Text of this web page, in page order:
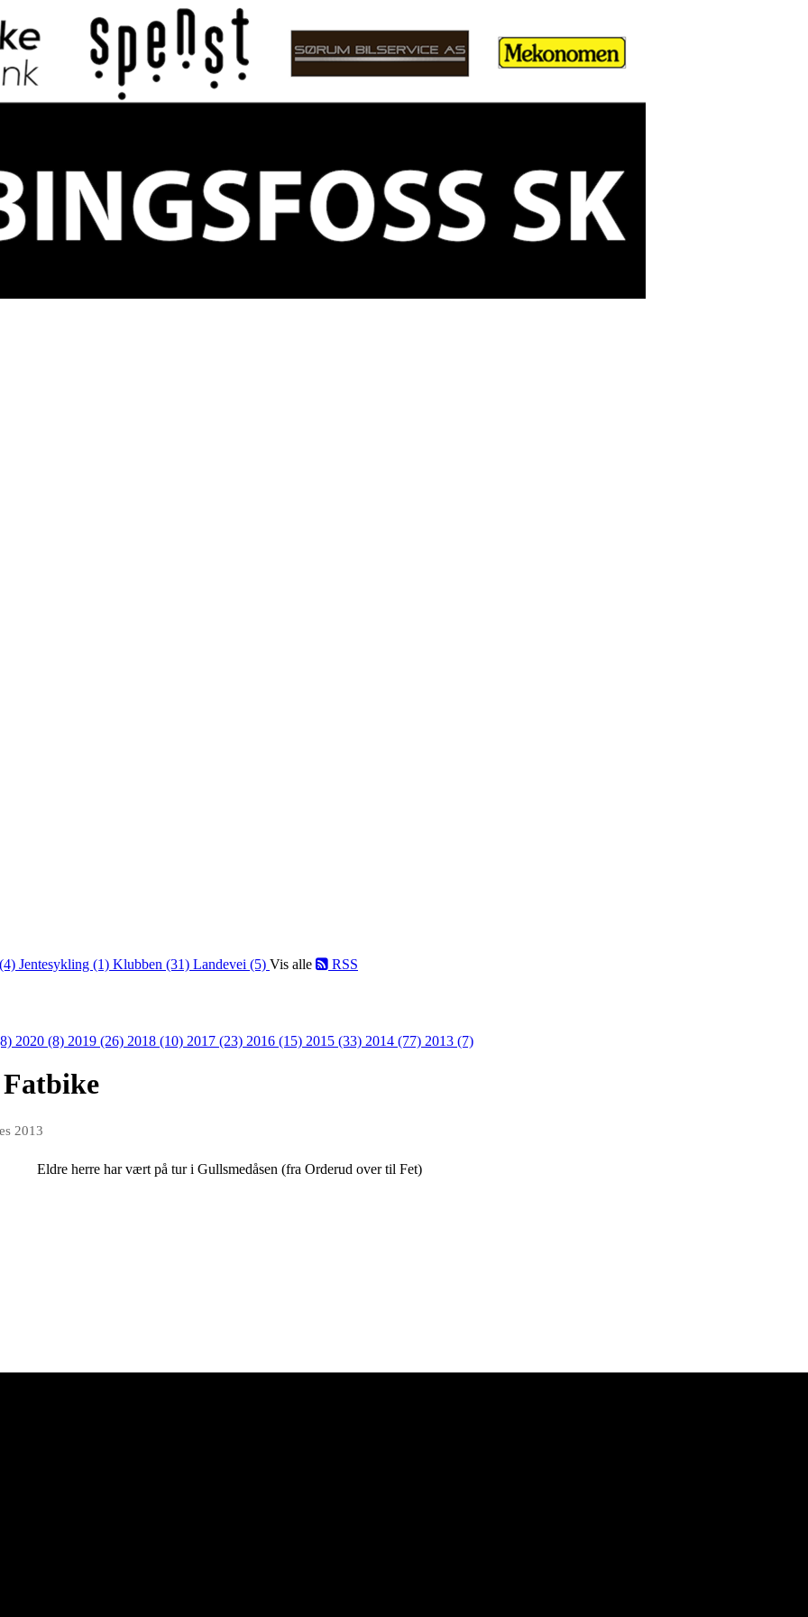
Jentesykling (1) Klubben (31) Landevei (5) Vis alle RSS
2020 (8) 2019 (26) 2018 (10) 2017 (23) 2016 (15) 2015 (33) 2014 (77) 2013 (7)
2013
Eldre herre har vært på tur i Gullsmedåsen (fra Orderud over til Fet)